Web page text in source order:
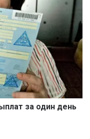
за один день